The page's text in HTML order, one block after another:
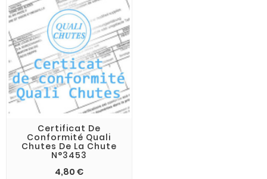
Certificat De
Conformité Quali
Chutes De La Chute
N°3453
4,80 €